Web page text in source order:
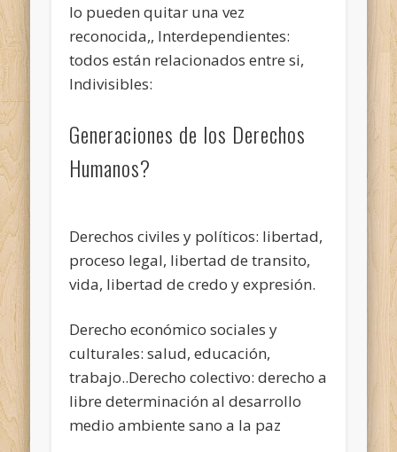
lo pueden quitar una vez
reconocida,, Interdependientes:
todos están relacionados entre si,
Indivisibles:
Generaciones de los Derechos
Humanos?
Derechos civiles y políticos: libertad,
proceso legal, libertad de transito,
vida, libertad de credo y expresión.
Derecho económico sociales y
culturales: salud, educación,
trabajo..Derecho colectivo: derecho a
libre determinación al desarrollo
medio ambiente sano a la paz